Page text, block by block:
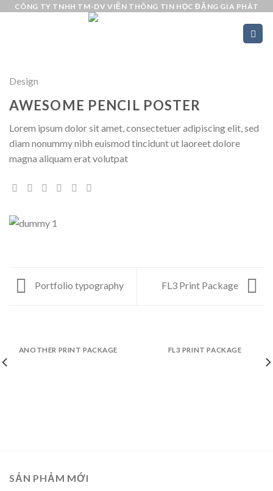
SkipCÔNG TY TNHH TM-DV VIỄN THÔNG TIN HỌC ĐẶNG GIA PHÁT
Design
AWESOME PENCIL POSTER
Lorem ipsum dolor sit amet, consectetuer adipiscing elit, sed
diam nonummy nibh euismod tincidunt ut laoreet dolore
magna aliquam erat volutpat
Portfolio typography FL3 Print Package
ANOTHER PRINT PACKAGE FL3 PRINT PACKAGE
SẢN PHẢM MỚI